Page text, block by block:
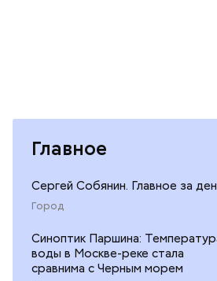
Главное
Сергей Собянин. Главное за
Город
Синоптик Паршина:
воды в Москве-реке стала
сравнима с Черным морем